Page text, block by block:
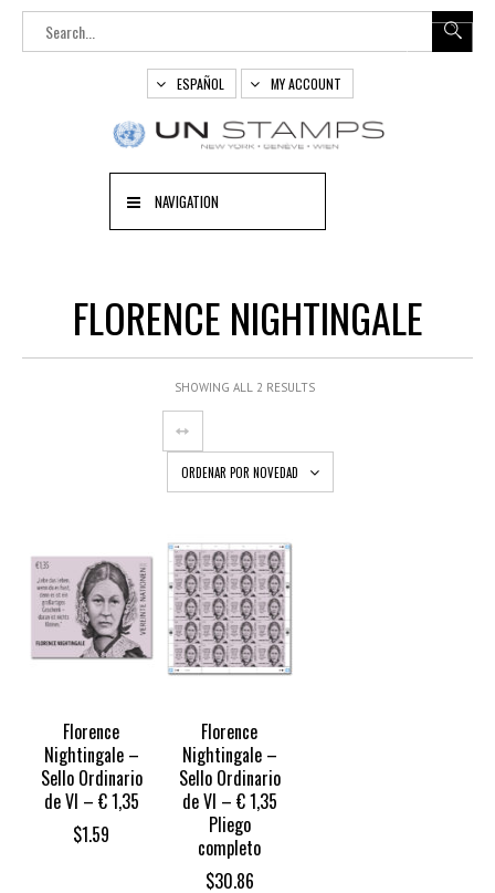
ESPAÑOL MY ACCOUNT
NAVIGATION
FLORENCE NIGHTINGALE
SHOWING ALL 2 RESULTS
ORDENAR POR NOVEDAD
Florence
Nightingale –
Sello Ordinario
de VI – € 1,35
$1.59
Florence
Nightingale –
Sello Ordinario
de VI – € 1,35
Pliego
completo
$30.86